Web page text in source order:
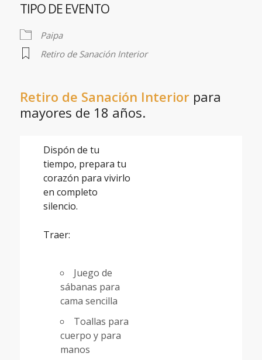
TIPO DE EVENTO
Paipa
Retiro de Sanación Interior
Retiro de Sanación Interiorpara
mayores de 18 años.
Dispón de tu
tiempo, prepara tu
corazón para vivirlo
en completo
silencio.
Traer:
Juego de
sábanas para
cama sencilla
Toallas para
cuerpo y para
manos